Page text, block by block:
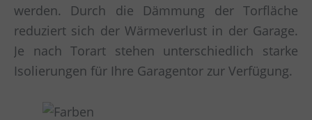
werden. Durch die Dämmung der Torfläche
reduziert sich der Wärmeverlust in der Garage.
Je nach Torart stehen unterschiedlich starke
Isolierungen für Ihre Garagentor zur Verfügung.